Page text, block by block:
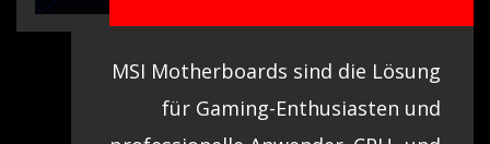
feinjustieren und so die Bestleistung in
MSI Motherboards sind die Lösung
für Gaming-Enthusiasten und